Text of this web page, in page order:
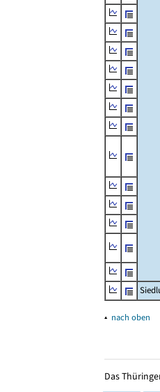
▴ nach oben
Das